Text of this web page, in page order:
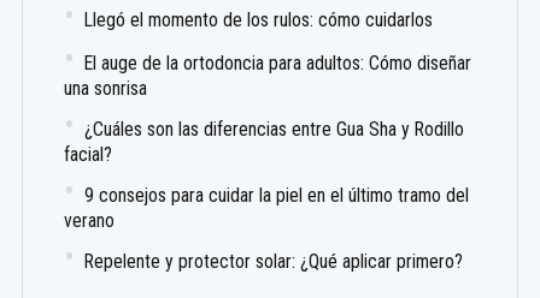
Llegó el momento de los rulos: cómo cuidarlos
El auge de la ortodoncia para adultos: Cómo diseñar
una sonrisa
¿Cuáles son las diferencias entre Gua Sha y Rodillo
facial?
9 consejos para cuidar la piel en el último tramo del
verano
Repelente y protector solar: ¿Qué aplicar primero?